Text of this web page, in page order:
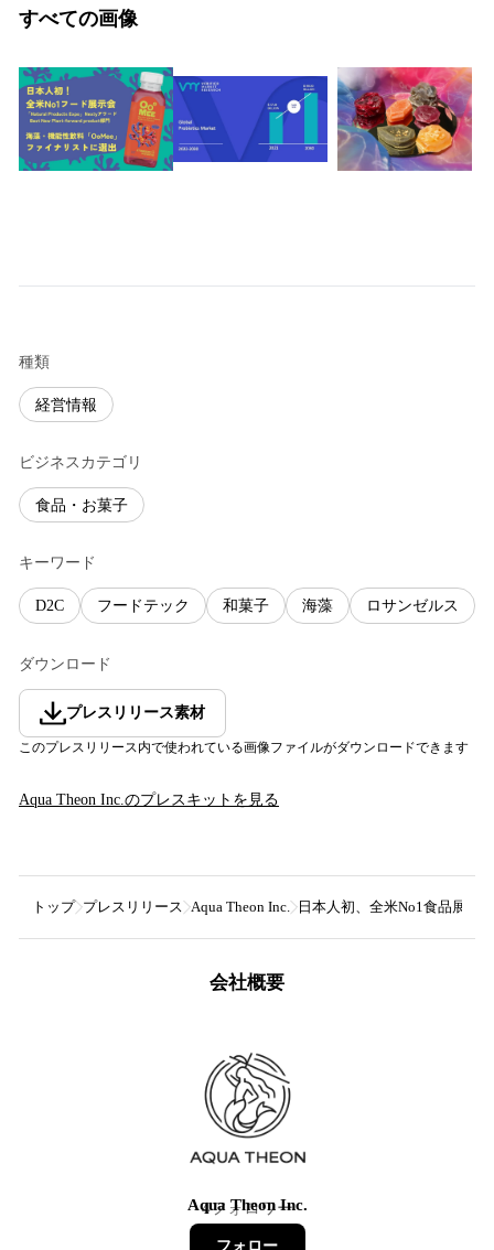
すべての画像
種類
経営情報
ビジネスカテゴリ
食品・お菓子
キーワード
D2C フードテック 和菓子 海藻 ロサンゼルス
ダウンロード
プレスリリース素材
このプレスリリース内で使われている画像ファイルがダウンロードできます
Aqua Theon Inc. のプレスキットを見る
トップ プレスリリース Aqua Theon Inc. 日本人初、全米No1食品展示
会社概要
Aqua Theon Inc.
4フォロワー
フォロー